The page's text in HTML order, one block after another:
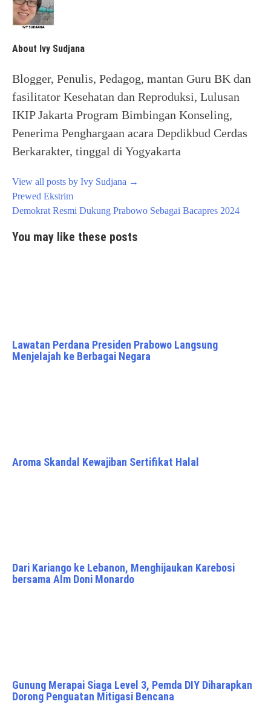
About Ivy Sudjana
Blogger, Penulis, Pedagog, mantan Guru BK dan
fasilitator Kesehatan dan Reproduksi, Lulusan
IKIP Jakarta Program Bimbingan Konseling,
Penerima Penghargaan acara Depdikbud Cerdas
Berkarakter, tinggal di Yogyakarta
View all posts by Ivy Sudjana →
Post
navigation
Prewed Ekstrim
Demokrat Resmi Dukung Prabowo Sebagai Bacapres 2024
You may like these posts
Lawatan Perdana Presiden Prabowo Langsung
Menjelajah ke Berbagai Negara
Aroma Skandal Kewajiban Sertifikat Halal
Dari Kariango ke Lebanon, Menghijaukan Karebosi
bersama Alm Doni Monardo
Gunung Merapai Siaga Level 3, Pemda DIY Diharapkan
Dorong Penguatan Mitigasi Bencana